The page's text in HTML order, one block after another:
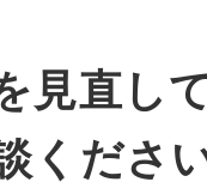
見直し
くださ